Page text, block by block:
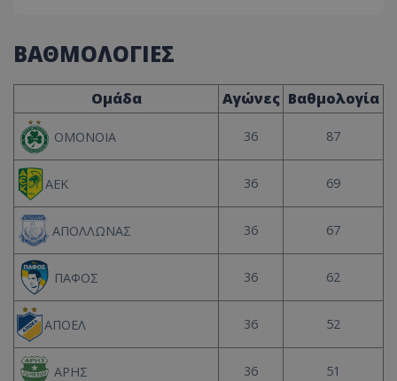
ΒΑΘΜΟΛΟΓΙΕΣ
Ομάδα Αγώνες Βαθμολογία
ΟΜΟΝΟΙΑ 36 87
ΑΕΚ 36 69
ΑΠΟΛΛΩΝΑΣ 36 67
ΠΑΦΟΣ 36 62
ΑΠΟΕΛ 36 52
ΑΡΗΣ 36 51